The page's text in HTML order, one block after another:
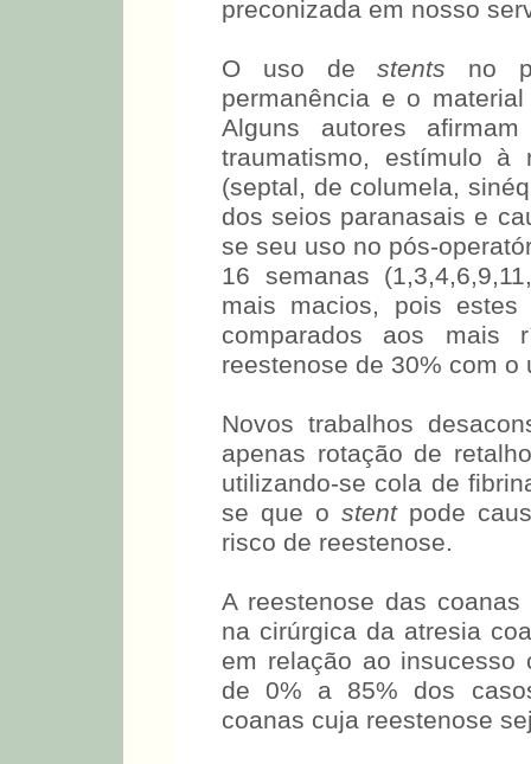
preconizada em nosso
O uso destents no
permanência e o
Alguns autores
traumatismo, estímulo à
(septal, de columela,
dos seios paranasais e
se seu uso no pós-
16 semanas
mais macios, pois estes
comparados aos mais
reestenose de 30% com
Novos trabalhos
apenas rotação de
utilizando-se cola de
se que ostentpode
risco de reestenose.
A reestenose das
na cirúrgica da atresia
em relação ao insucesso
de 0% a 85% dos
coanas cuja reestenose